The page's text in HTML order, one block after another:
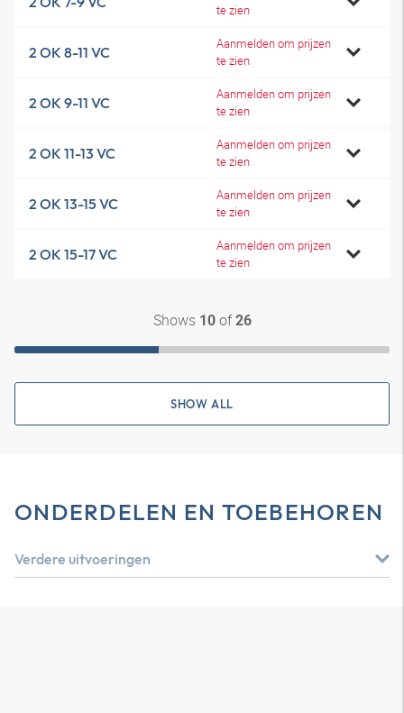
te zien
2 OK 8-11 VC
Aanmelden om prijzen
te zien
2 OK 9-11 VC
Aanmelden om prijzen
te zien
2 OK 11-13 VC
Aanmelden om prijzen
te zien
2 OK 13-15 VC
Aanmelden om prijzen
te zien
2 OK 15-17 VC
Aanmelden om prijzen
te zien
Shows 10of26
SHOW ALL
ONDERDELEN EN TOEBEHOREN
Verdere uitvoeringen